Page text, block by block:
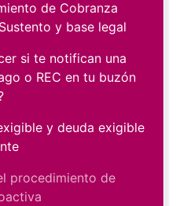
de Cobranza
y base legal
si te notifican una
o REC en tu buzón
y deuda exigible
procedimiento de